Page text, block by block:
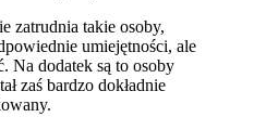
zatrudnia takie osoby,
umiejętności, ale
Na dodatek są to osoby
zaś bardzo dokładnie